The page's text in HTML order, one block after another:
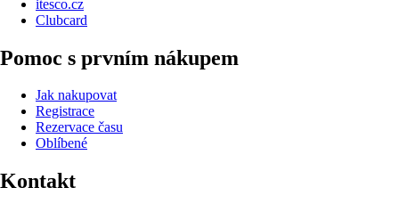
itesco.cz
Clubcard
Pomoc s prvním nákupem
Jak nakupovat
Registrace
Rezervace času
Oblíbené
Kontakt